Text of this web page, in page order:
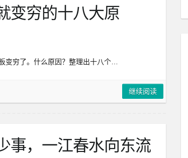
变穷的十八大原
穷了。什么原因？整理出十八个…
继续阅读
事，一江春水向东流